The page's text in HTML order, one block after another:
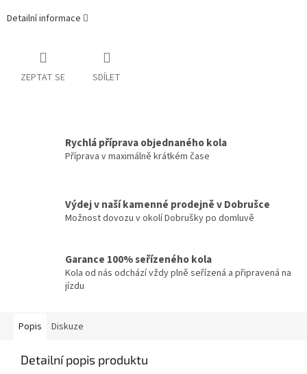
Detailní informace
ZEPTAT SE SDÍLET
Rychlá příprava objednaného kola
Příprava v maximálně krátkém čase
Výdej v naší kamenné prodejně v Dobrušce
Možnost dovozu v okolí Dobrušky po domluvě
Garance 100% seřízeného kola
Kola od nás odchází vždy plně seřízená a připravená na
jízdu
Popis Diskuze
Detailní popis produktu